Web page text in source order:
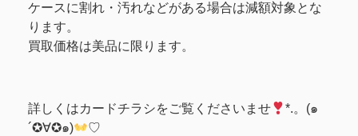
ケースに割れ・汚れなどがある場合は減額対象とな
ります。
買取価格は美品に限ります。
詳しくはカードチラシをご覧くださいませ
*.。(๑
´✪∀✪๑)
♡